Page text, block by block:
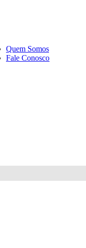
Quem Somos
Fale Conosco